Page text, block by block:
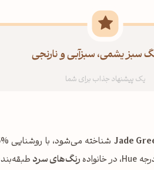
سبز یشمی، سبزآبی و نارنجی
Jade
رنگ‌های سرد